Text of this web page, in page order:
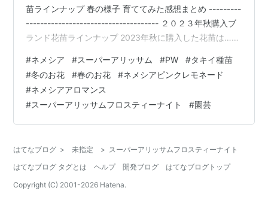
苗ラインナップ 春の様子 育ててみた感想まとめ ---------
------------------------------------- ２０２３年秋購入ブ
ランド花苗ラインナップ 2023年秋に購入した花苗は…
アアロマンス ライチグレープ PW ネメシアアロマンス バ
ニラチェリー タキイ ネメシア ピンクレモネード ブラン
ド苗は４品種ほど購入し、育てました。 PW スーパーア
リッサム フロスティーナイト 植付け時 今見…
#ネメシア #スーパーアリッサム #PW #タキイ種苗
#冬のお花 #春のお花 #ネメシアピンクレモネード
#ネメシアアロマンス
#スーパーアリッサムフロスティーナイト #園芸
はてなブログ > 未指定 > スーパーアリッサムフロスティーナイト
はてなブログ タグとは
ヘルプ 開発ブログ
はてなブログトップ
Copyright (C) 2001-2026 Hatena.